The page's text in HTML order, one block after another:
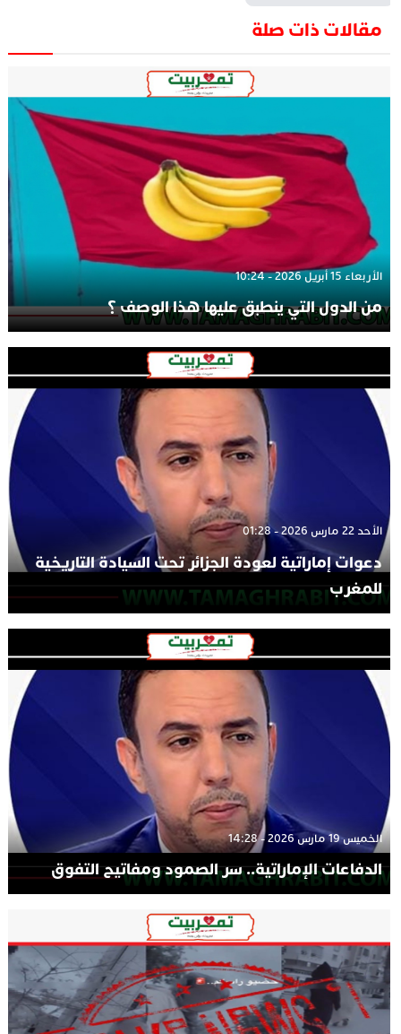
مقالات ذات صلة
الأربعاء 15 أبريل 2026 - 10:24
من الدول التي ينطبق عليها هذا الوصف ؟
الأحد 22 مارس 2026 - 01:28
دعوات إماراتية لعودة الجزائر تحت السيادة التاريخية
للمغرب
الخميس 19 مارس 2026 - 14:28
الدفاعات الإماراتية.. سر الصمود ومفاتيح التفوق